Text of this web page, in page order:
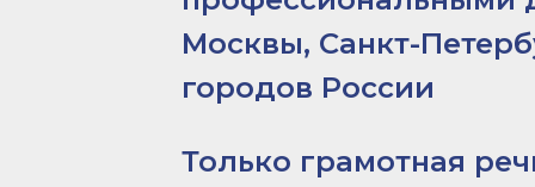
Москвы, Санкт-
городов России
Только грамотная